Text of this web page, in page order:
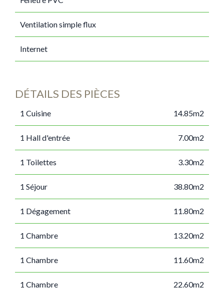
Ventilation simple flux
Internet
DÉTAILS DES PIÈCES
1 Cuisine 14.85m2
1 Hall d'entrée 7.00m2
1 Toilettes 3.30m2
1 Séjour 38.80m2
1 Dégagement 11.80m2
1 Chambre 13.20m2
1 Chambre 11.60m2
1 Chambre 22.60m2